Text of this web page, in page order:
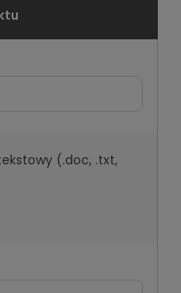
(.doc, .txt,